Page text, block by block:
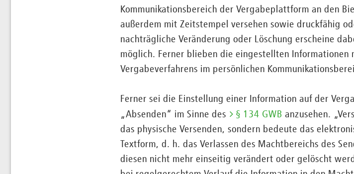
Kommunikationsbereich der Vergabeplattform an den
außerdem mit Zeitstempel versehen sowie druckfähig
nachträgliche Veränderung oder Löschung erscheine
möglich. Ferner blieben die eingestellten Informationen
Vergabeverfahrens im persönlichen
Ferner sei die Einstellung einer Information auf der
„Absenden“ im Sinne des
§ 134 GWB anzusehen.
das physische Versenden, sondern bedeute das
Textform, d. h. das Verlassen des Machtbereichs des
diesen nicht mehr einseitig verändert oder gelöscht